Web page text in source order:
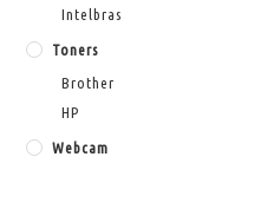
Intelbras
Toners
Brother
HP
Webcam